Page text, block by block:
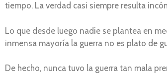
tiempo. La verdad casi siempre resulta
Lo que desde luego nadie se plantea en
inmensa mayoría la guerra no es plato de
De hecho, nunca tuvo la guerra tan mala